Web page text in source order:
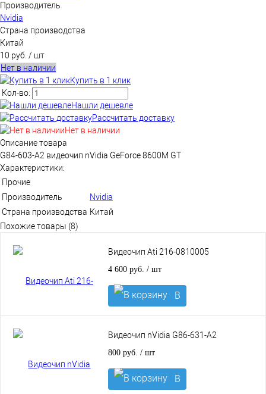
Производитель
Nvidia
Страна производства
Китай
10 руб. / шт
Нет в наличии
Купить в 1 клик
Кол-во:
Нашли дешевле
Рассчитать доставку
Нет в наличии
Описание товара
G84-603-A2 видеочип nVidia GeForce 8600M GT
Характеристики:
Прочие
Производитель
Nvidia
Страна производства Китай
Похожие товары (8)
Видеочип Ati 216-0810005
4 600 руб. / шт
В
корзину
Видеочип nVidia G86-631-A2
800 руб. / шт
В